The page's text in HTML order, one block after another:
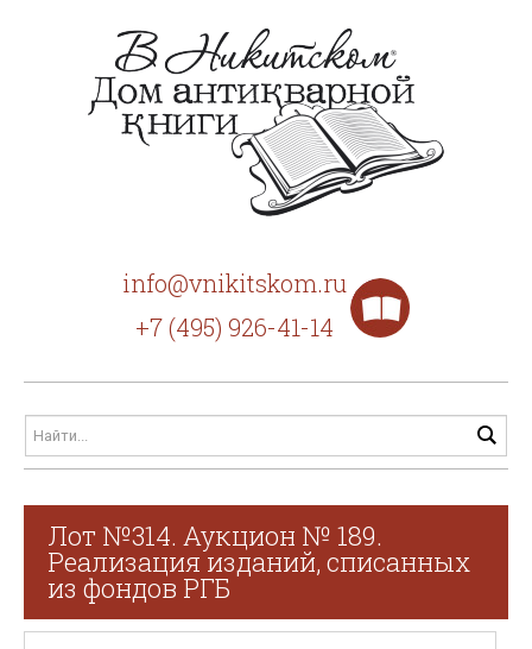
info@vnikitskom.ru
+7 (495) 926-41-14
Лот №314. Аукцион № 189.
Реализация изданий, списанных
из фондов РГБ